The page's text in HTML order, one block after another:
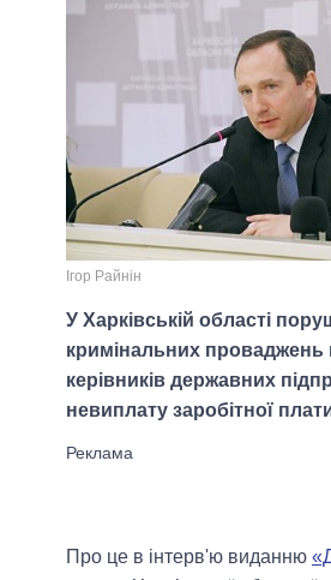
Ігор Райнін
У Харківській області
кримінальних
керівників державних
невиплату заробітної
Про це в інтерв'ю виданню